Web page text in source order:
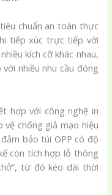
chuẩn an toàn thực
tiếp xúc trực tiếp với
kích cỡ khác nhau,
nhiều nhu cầu đóng
hợp với công nghệ in
chống giả mạo hiệu
bảo túi OPP có độ
còn tích hợp lỗ thông
từ đó kéo dài thời